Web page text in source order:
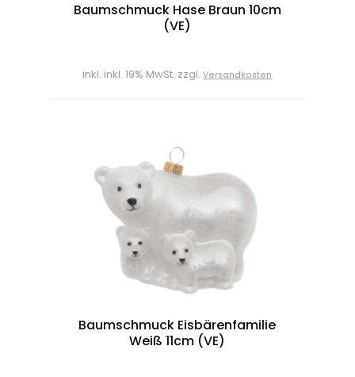
Baumschmuck Hase Braun 10cm
(VE)
inkl. inkl. 19% MwSt. zzgl.Versandkosten
Baumschmuck Eisbärenfamilie
Weiß 11cm (VE)